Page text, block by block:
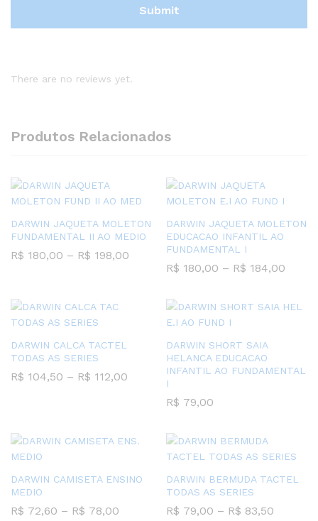
There are no reviews yet.
Produtos Relacionados
DARWIN JAQUETA MOLETON
FUNDAMENTAL II AO MEDIO
R$ 180,00 – R$ 198,00
através
R$ 198,00
DARWIN JAQUETA MOLETON
EDUCACAO INFANTIL AO
FUNDAMENTAL I
R$ 180,00 – R$ 184,00
R$
DARWIN CALCA TACTEL
TODAS AS SERIES
R$ 104,50 – R$ 112,00
R$ 104,50
R$ 112,00
DARWIN SHORT SAIA
HELANCA EDUCACAO
INFANTIL AO FUNDAMENTAL
I
R$ 79,00
DARWIN CAMISETA ENSINO
MEDIO
R$ 72,60 – R$ 78,00
DARWIN BERMUDA TACTEL
TODAS AS SERIES
R$ 79,00 – R$ 83,50